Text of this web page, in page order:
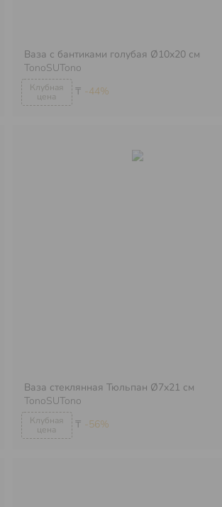
₸ -44%
Ваза с бантиками голубая Ø10х20 см
TonoSUTono
₸ -56%
Ваза стеклянная Тюльпан Ø7х21 см
TonoSUTono